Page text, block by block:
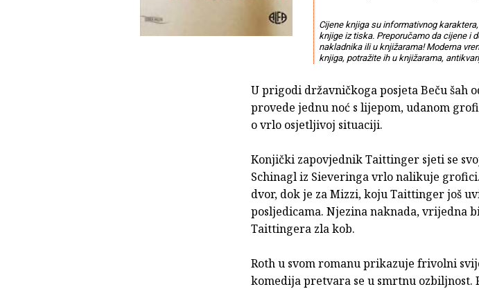
Cijene knjiga su informativnog
knjige iz tiska. Preporučamo da cijene i
nakladnika ili u knjižarama! Moderna
knjiga, potražite ih u knjižarama,
U prigodi državničkoga posjeta Beču šah
provede jednu noć s lijepom, udanom
o vrlo osjetljivoj situaciji.
Konjički zapovjednik Taittinger sjeti se
Schinagl iz Sieveringa vrlo nalikuje
dvor, dok je za Mizzi, koju Taittinger još
posljedicama. Njezina naknada, vrijedna
Taittingera zla kob.
Roth u svom romanu prikazuje frivolni
komedija pretvara se u smrtnu ozbiljnost.